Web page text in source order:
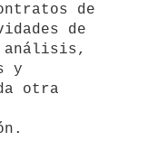
de
de
y
otra